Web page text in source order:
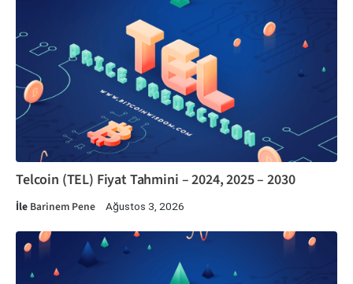
Telcoin (TEL) Fiyat Tahmini – 2024, 2025 – 2030
İle Barinem Pene Ağustos 3, 2026